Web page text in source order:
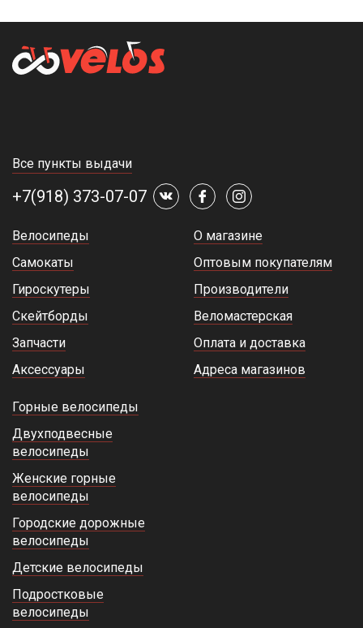
Все пункты выдачи
+7(918) 373-07-07
Велосипеды
Самокаты
Гироскутеры
Скейтборды
Запчасти
Аксессуары
О магазине
Оптовым покупателям
Производители
Веломастерская
Оплата и доставка
Адреса магазинов
Горные велосипеды
Двухподвесные
велосипеды
Женские горные
велосипеды
Городские дорожные
велосипеды
Детские велосипеды
Подростковые
велосипеды